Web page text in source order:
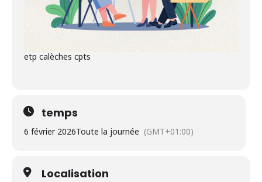
etp calèches cpts
temps
6 février 2026Toute la journée (GMT+01:00)
Localisation